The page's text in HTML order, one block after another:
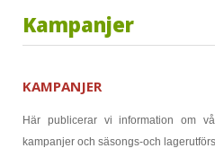
Kampanjer
KAMPANJER
Här publicerar vi information om
kampanjer och säsongs-och